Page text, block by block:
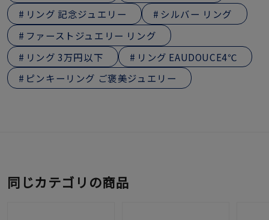
リング 記念ジュエリー
シルバー リング
ファーストジュエリー リング
リング 3万円以下
リング EAUDOUCE4℃
ピンキーリング ご褒美ジュエリー
同じカテゴリの商品